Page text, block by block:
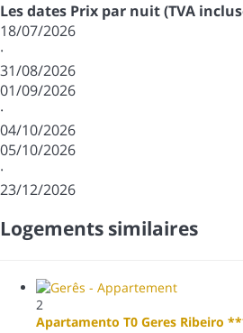
Les dates Prix par nuit (TVA
18/07/2026
·
31/08/2026
01/09/2026
·
04/10/2026
05/10/2026
·
23/12/2026
Logements similaires
2
Apartamento T0 Geres Ribeiro